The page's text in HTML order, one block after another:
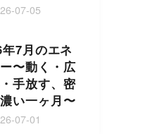
07-05
7月のエネ
〜動く・広
手放す、密
い一ヶ月〜
07-01